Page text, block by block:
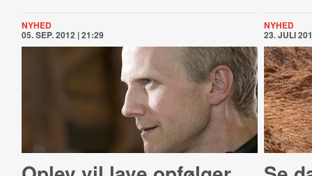
NYHED
05. SEP. 2012 | 21:29
NYHED
23. JULI